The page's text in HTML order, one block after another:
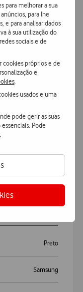
para melhorar a sua
para lhe
e para analisar dados
à sua utilização do
sociais e de
cookies próprios e de
e
usados e uma
pode gerir as suas
Pode
Cartão de Crédito.
Preto
Samsung